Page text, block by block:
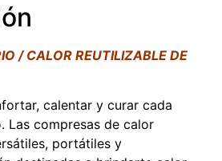
/ CALOR REUTILIZABLE DE
calentar y curar cada
Las compresas de calor
portátiles y